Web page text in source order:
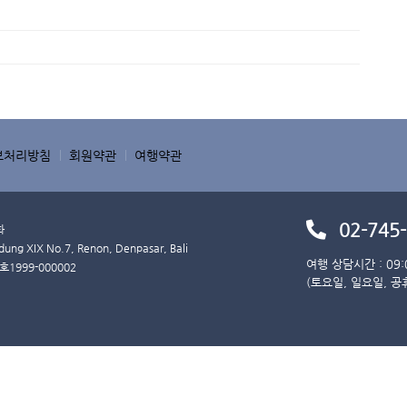
처리방침 회원약관 여행약관
XIX No.7, Renon, Denpasar, Bali
1999-000002
02-
여행 상담시간 :
(토요일, 일요일, 공